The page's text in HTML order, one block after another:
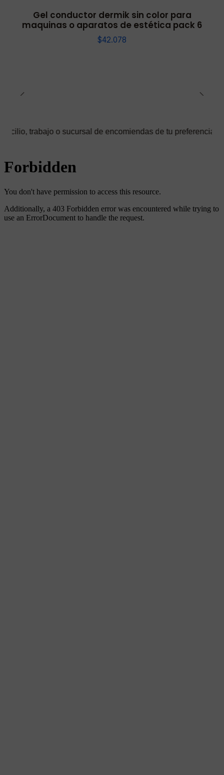
Gel conductor dermik sin color para
maquinas o aparatos de estética pack 6
$42.078
o sucursal de encomiendas de tu preferencia ✅ Podrás